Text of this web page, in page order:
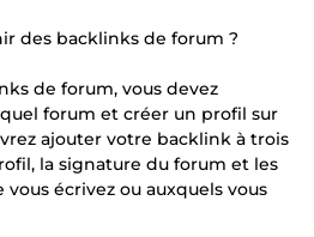
des backlinks de forum ?
de forum, vous devez
forum et créer un profil sur
ajouter votre backlink à trois
la signature du forum et les
écrivez ou auxquels vous